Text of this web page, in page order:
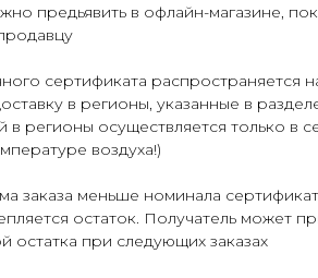
предьявить в офлайн-магазине,
сертификата распространяется
в регионы, указанные в
в регионы осуществляется только в
воздуха!)
заказа меньше номинала
остаток. Получатель может
остатка при следующих заказах